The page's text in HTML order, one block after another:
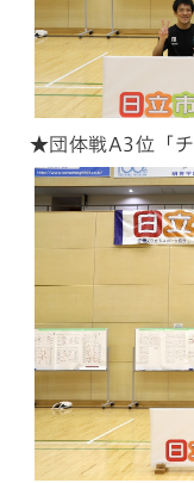
★団体戦A3位「チ